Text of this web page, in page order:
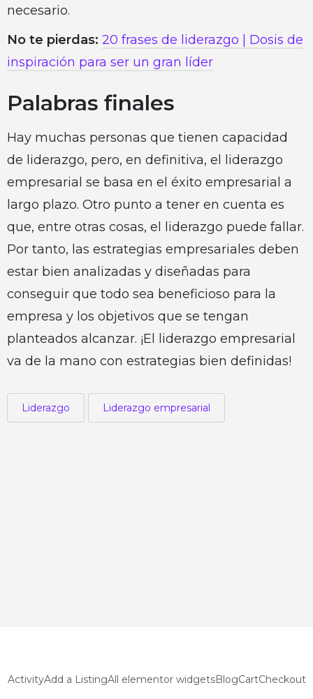
necesario.
No te pierdas: 20 frases de liderazgo | Dosis de
inspiración para ser un gran líder
Palabras finales
Hay muchas personas que tienen capacidad
de liderazgo, pero, en definitiva, el liderazgo
empresarial se basa en el éxito empresarial a
largo plazo. Otro punto a tener en cuenta es
que, entre otras cosas, el liderazgo puede fallar.
Por tanto, las estrategias empresariales deben
estar bien analizadas y diseñadas para
conseguir que todo sea beneficioso para la
empresa y los objetivos que se tengan
planteados alcanzar. ¡El liderazgo empresarial
va de la mano con estrategias bien definidas!
Liderazgo Liderazgo empresarial
ActivityAdd a ListingAll elementor widgetsBlogCartCheckout